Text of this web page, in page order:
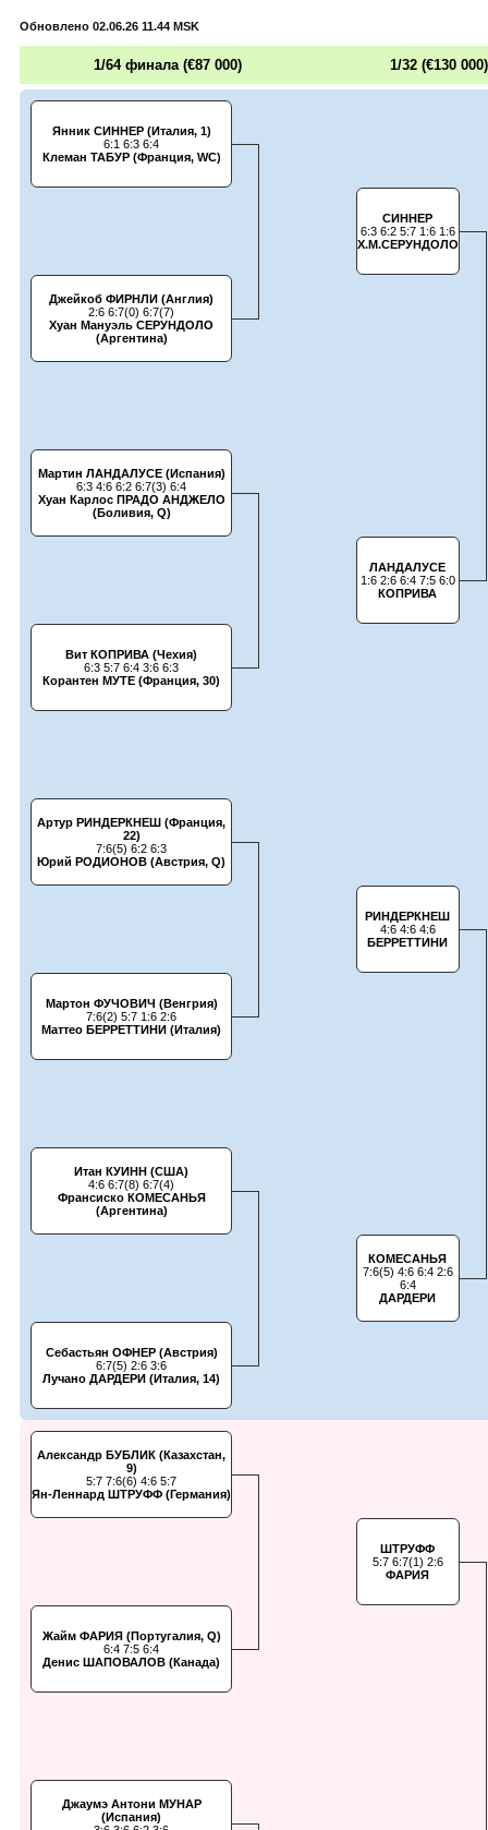
Обновлено 02.06.26 11.44 MSK
1/64 финала (€87 000) 1/32 (€130 000)
Янник СИННЕР (Италия, 1)
6:1 6:3 6:4
Клеман ТАБУР (Франция, WC)
Джейкоб ФИРНЛИ (Англия)
2:6 6:7(0) 6:7(7)
Хуан Мануэль СЕРУНДОЛО
(Аргентина)
Мартин ЛАНДАЛУСЕ (Испания)
6:3 4:6 6:2 6:7(3) 6:4
Хуан Карлос ПРАДО АНДЖЕЛО
(Боливия, Q)
Вит КОПРИВА (Чехия)
6:3 5:7 6:4 3:6 6:3
Корантен МУТЕ (Франция, 30)
Артур РИНДЕРКНЕШ (Франция,
22)
7:6(5) 6:2 6:3
Юрий РОДИОНОВ (Австрия, Q)
Мартон ФУЧОВИЧ (Венгрия)
7:6(2) 5:7 1:6 2:6
Маттео БЕРРЕТТИНИ (Италия)
Итан КУИНН (США)
4:6 6:7(8) 6:7(4)
Франсиско КОМЕСАНЬЯ
(Аргентина)
Себастьян ОФНЕР (Австрия)
6:7(5) 2:6 3:6
Лучано ДАРДЕРИ (Италия, 14)
СИННЕР
6:3 6:2 5:7 1:6 1:6
Х.М.СЕРУНДОЛО
ЛАНДАЛУСЕ
1:6 2:6 6:4 7:5 6:0
КОПРИВА
РИНДЕРКНЕШ
4:6 4:6 4:6
БЕРРЕТТИНИ
КОМЕСАНЬЯ
7:6(5) 4:6 6:4 2:6
6:4
ДАРДЕРИ
Александр БУБЛИК (Казахстан,
9)
5:7 7:6(6) 4:6 5:7
Ян-Леннард ШТРУФФ (Германия)
Жайм ФАРИЯ (Португалия, Q)
6:4 7:5 6:4
Денис ШАПОВАЛОВ (Канада)
Джаумэ Антони МУНАР
(Испания)
ШТРУФФ
5:7 6:7(1) 2:6
ФАРИЯ